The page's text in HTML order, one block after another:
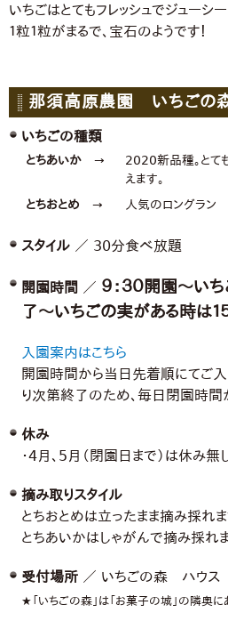
いちごはとてもフレッシュでジューシー
１粒１粒がまるで、宝石のようです！
那須高原農園 いちごの
いちごの種類
とちあいか→
2020新品種。とて
えます。
とちおとめ → 人気のロングラン
スタイル ／ 30分食べ放題
開園時間 ／ ９：３０開園〜い
了〜いちごの実がある時は１
入園案内はこちら
開園時間から当日先着順にてご
り次第終了のため、毎日閉園時間
休み
・4月、5月（閉園日まで）は休み無
摘み取りスタイル
とちおとめは立ったまま摘み採
とちあいかはしゃがんで摘み採
受付場所 ／ いちごの森 ハウス
★「いちごの森」は「お菓子の城」の隣奥に